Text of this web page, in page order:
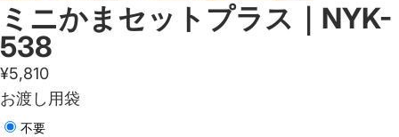
ミニかまセットプラス｜NYK-
538
¥5,810
お渡し用袋
不要